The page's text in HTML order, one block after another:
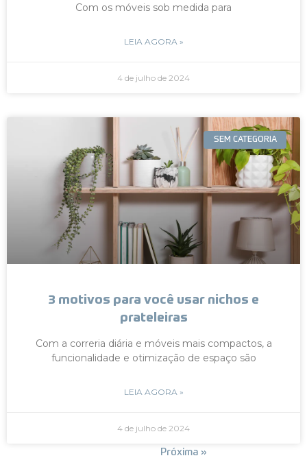
Com os móveis sob medida para
LEIA AGORA »
4 de julho de 2024
SEM CATEGORIA
3 motivos para você usar nichos e
prateleiras
Com a correria diária e móveis mais compactos, a
funcionalidade e otimização de espaço são
LEIA AGORA »
4 de julho de 2024
Próxima »